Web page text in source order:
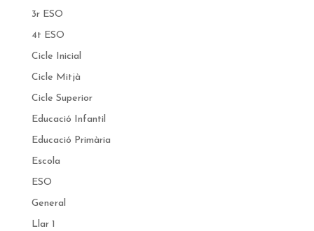
3r ESO
4t ESO
Cicle Inicial
Cicle Mitjà
Cicle Superior
Educació Infantil
Educació Primària
Escola
ESO
General
Llar 1